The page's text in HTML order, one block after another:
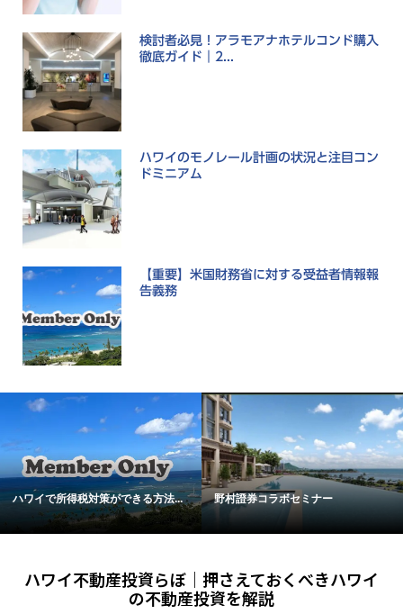
検討者必見！アラモアナホテルコンド購入
徹底ガイド｜2...
ハワイのモノレール計画の状況と注目コン
ドミニアム
【重要】米国財務省に対する受益者情報報
告義務
ハワイで所得税対策ができる方法... 野村證券コラボセミナー
ハワイ不動産投資らぼ｜押さえておくべきハワイ
の不動産投資を解説